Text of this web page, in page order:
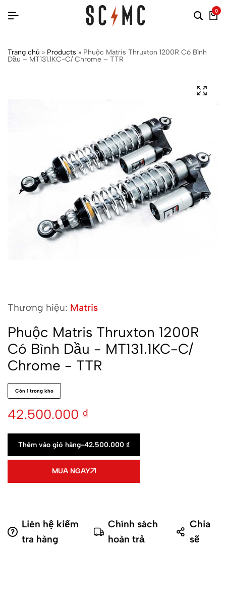
0
Trang chủ » Products » Phuộc Matris Thruxton 1200R Có Bình
Dầu – MT131.1KC-C/ Chrome – TTR
Thương hiệu: Matris
Phuộc Matris Thruxton 1200R
Có Bình Dầu - MT131.1KC-C/
Chrome - TTR
Còn 1 trong kho
42.500.000 ₫
Thêm vào giỏ hàng-42.500.000 ₫
MUA NGAY
Liên hệ kiểm
tra hàng
Chính sách
hoàn trả
Chia
sẽ